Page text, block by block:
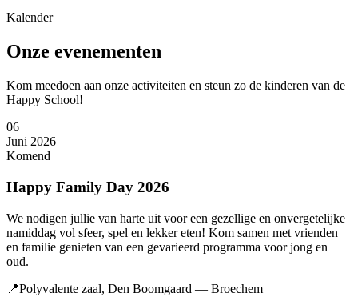
Kalender
Onze evenementen
Kom meedoen aan onze activiteiten en steun zo de kinderen van de
Happy School!
06
Juni 2026
Komend
Happy Family Day 2026
We nodigen jullie van harte uit voor een gezellige en onvergetelijke
namiddag vol sfeer, spel en lekker eten! Kom samen met vrienden
en familie genieten van een gevarieerd programma voor jong en
oud.
📍Polyvalente zaal, Den Boomgaard — Broechem